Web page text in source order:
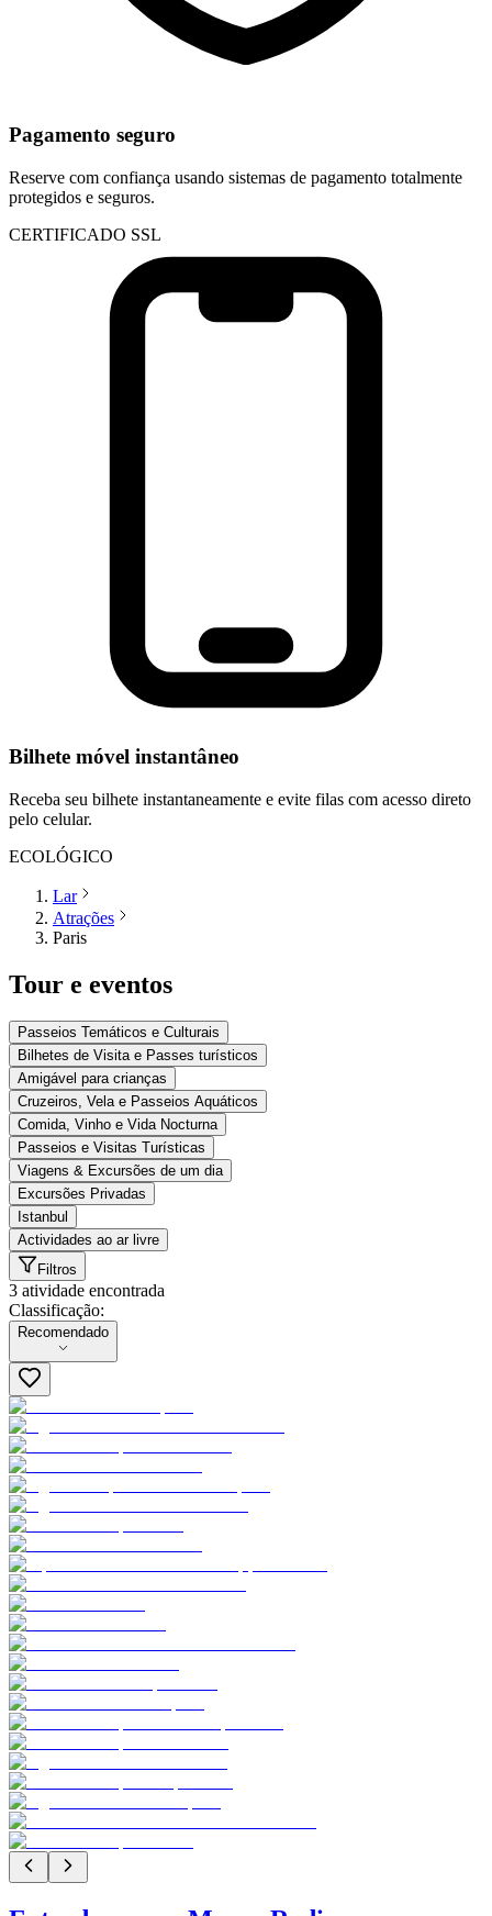
Pagamento seguro
Reserve com confiança usando sistemas de pagamento totalmente
protegidos e seguros.
CERTIFICADO SSL
Bilhete móvel instantâneo
Receba seu bilhete instantaneamente e evite filas com acesso direto
pelo celular.
ECOLÓGICO
Lar
Atrações
Paris
Tour e eventos
Passeios Temáticos e Culturais
Bilhetes de Visita e Passes turísticos
Amigável para crianças
Cruzeiros, Vela e Passeios Aquáticos
Comida, Vinho e Vida Nocturna
Passeios e Visitas Turísticas
Viagens & Excursões de um dia
Excursões Privadas
Istanbul
Actividades ao ar livre
Filtros
3 atividade encontrada
Classificação:
Classificação:
Recomendado